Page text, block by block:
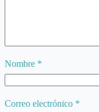
Nombre *
Correo electrónico *